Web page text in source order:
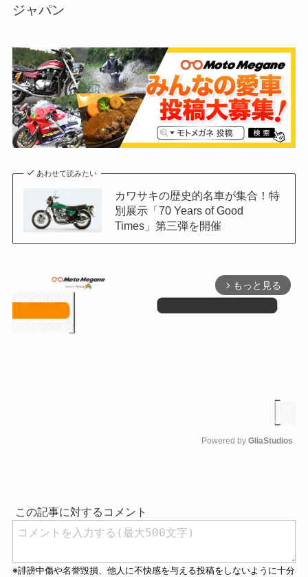
ジャパン
あわせて読みたい
カワサキの歴史的名車が集合！特
別展示「70 Years of Good
Times」第三弾を開催
arrow_forward_ios もっと見る
Powered by GliaStudios